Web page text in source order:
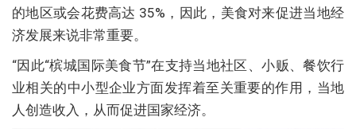
的地区或会花费高达 35%，因此，美食对来促进当地经
济发展来说非常重要。
“因此“槟城国际美食节”在支持当地社区、小贩、餐饮行
业相关的中小型企业方面发挥着至关重要的作用，当地
人创造收入，从而促进国家经济。